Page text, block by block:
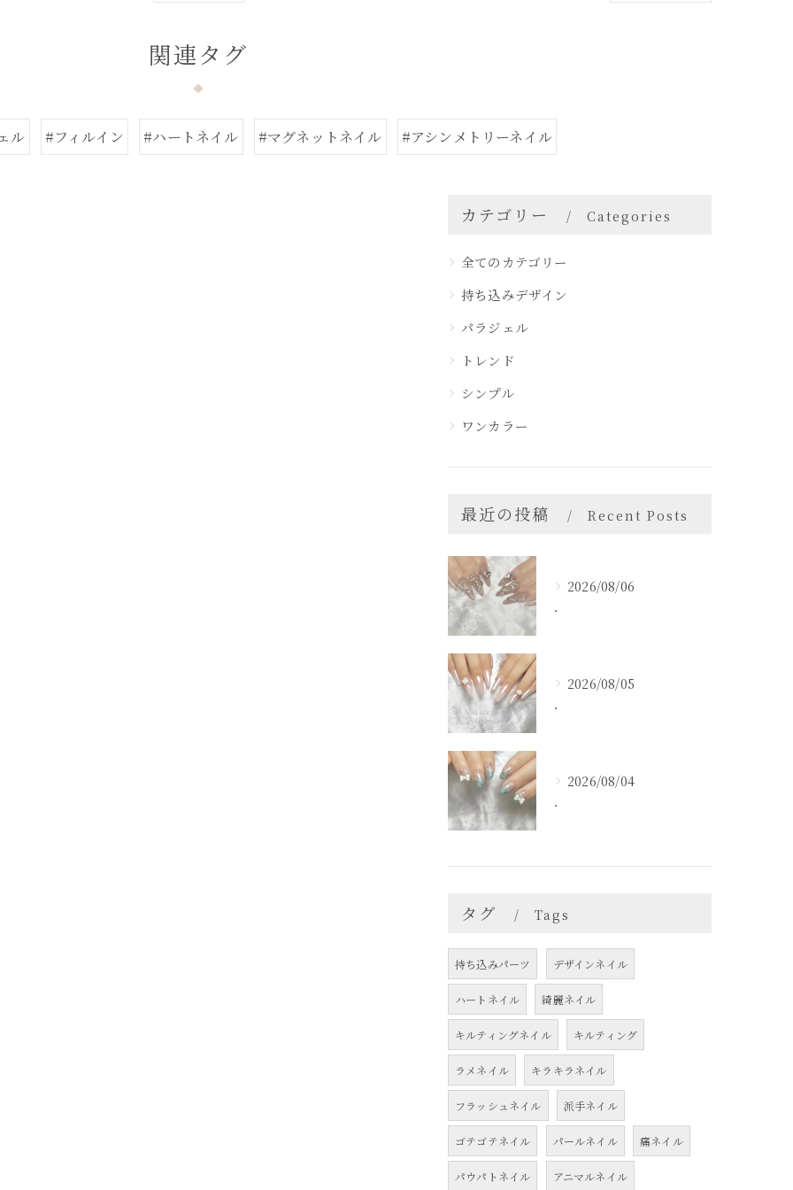
関連タグ
ル #フィルイン #ハートネイル #マグネットネイル #アシンメトリーネイル
カテゴリー Categories
全てのカテゴリー
持ち込みデザイン
パラジェル
トレンド
シンプル
ワンカラー
最近の投稿 Recent Posts
2026/08/06
．
2026/08/05
．
2026/08/04
．
タグ Tags
持ち込みパーツ デザインネイル
ハートネイル 綺麗ネイル
キルティングネイル キルティング
ラメネイル キラキラネイル
フラッシュネイル 派手ネイル
ゴテゴテネイル パールネイル 痛ネイル
パウパトネイル アニマルネイル